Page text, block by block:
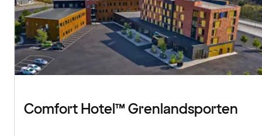
Comfort Hotel™ Grenlandsporten